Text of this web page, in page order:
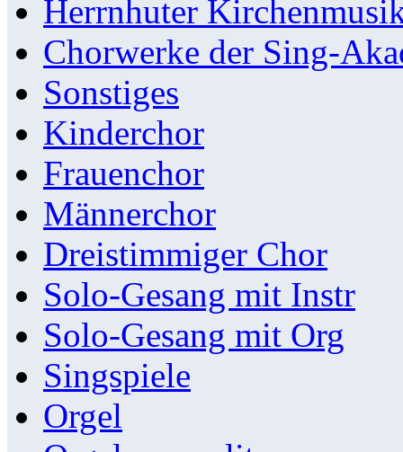
Herrnhuter
Chorwerke der Sing-
Sonstiges
Kinderchor
Frauenchor
Männerchor
Dreistimmiger Chor
Solo-Gesang mit Instr
Solo-Gesang mit Org
Singspiele
Orgel